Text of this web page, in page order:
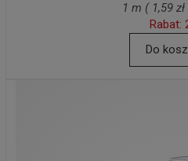
1 m ( 1,59
Rabat:
Do